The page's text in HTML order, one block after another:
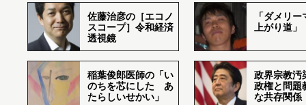
佐藤治彦の［エコノ
スコープ］令和経済
透視鏡
「ダメリ
上がり道」
稲葉俊郎医師の「い
のちを芯にした あ
たらしいせかい」
政界宗教汚
政権と問題
な共存関係